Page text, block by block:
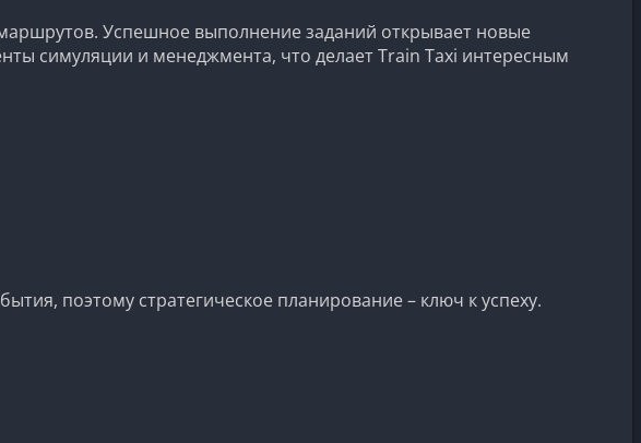
Успешное выполнение заданий открывает новые
симуляции и менеджмента, что делает Train Taxi интересным
поэтому стратегическое планирование – ключ к успеху.